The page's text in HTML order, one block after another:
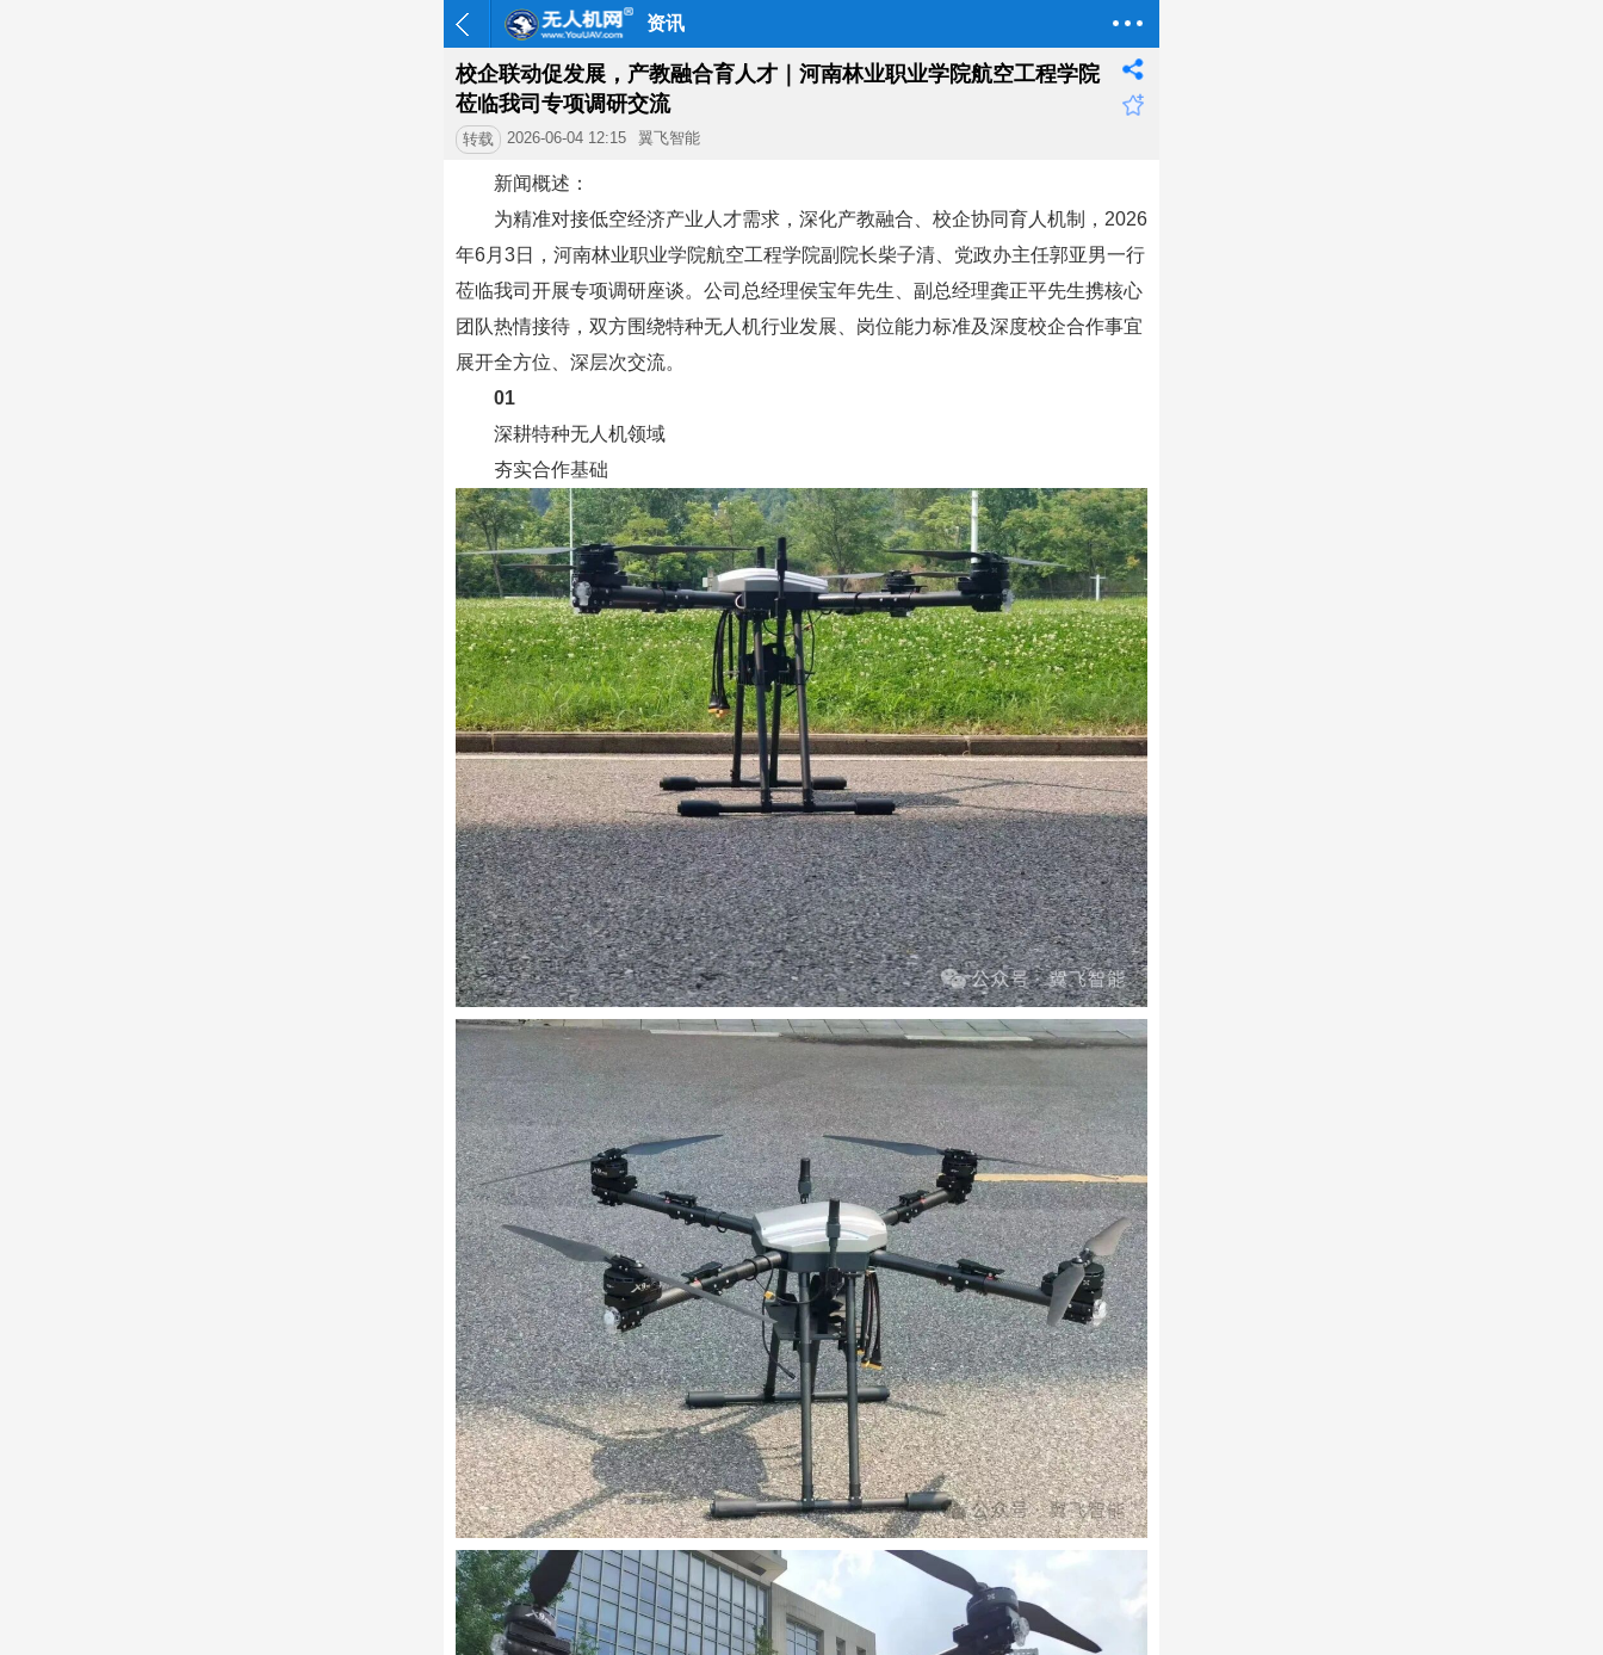
资讯
校企联动促发展，产教融合育人才｜河南林业职业学院航空工程学院
莅临我司专项调研交流
转载 2026-06-04 12:15 翼飞智能
新闻概述：
为精准对接低空经济产业人才需求，深化产教融合、校企协同育人机制，2026
年6月3日，河南林业职业学院航空工程学院副院长柴子清、党政办主任郭亚男一行
莅临我司开展专项调研座谈。公司总经理侯宝年先生、副总经理龚正平先生携核心
团队热情接待，双方围绕特种无人机行业发展、岗位能力标准及深度校企合作事宜
展开全方位、深层次交流。
01
深耕特种无人机领域
夯实合作基础